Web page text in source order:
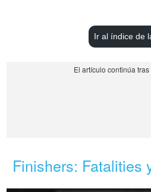
Ir al índice de
Finishers: Fatalities